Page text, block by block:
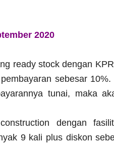
2020
ready stock dengan
sebesar
tunai, maka
dengan
9 kali plus diskon